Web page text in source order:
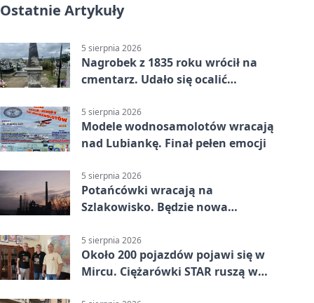
Ostatnie Artykuły
5 sierpnia 2026
Nagrobek z 1835 roku wrócił na
cmentarz. Udało się ocalić
5 sierpnia 2026
Modele wodnosamolotów wracają
nad Lubiankę. Finał pełen emocji
5 sierpnia 2026
Potańcówki wracają na
Szlakowisko. Będzie nowa
5 sierpnia 2026
Około 200 pojazdów pojawi się w
Mircu. Ciężarówki STAR ruszą w